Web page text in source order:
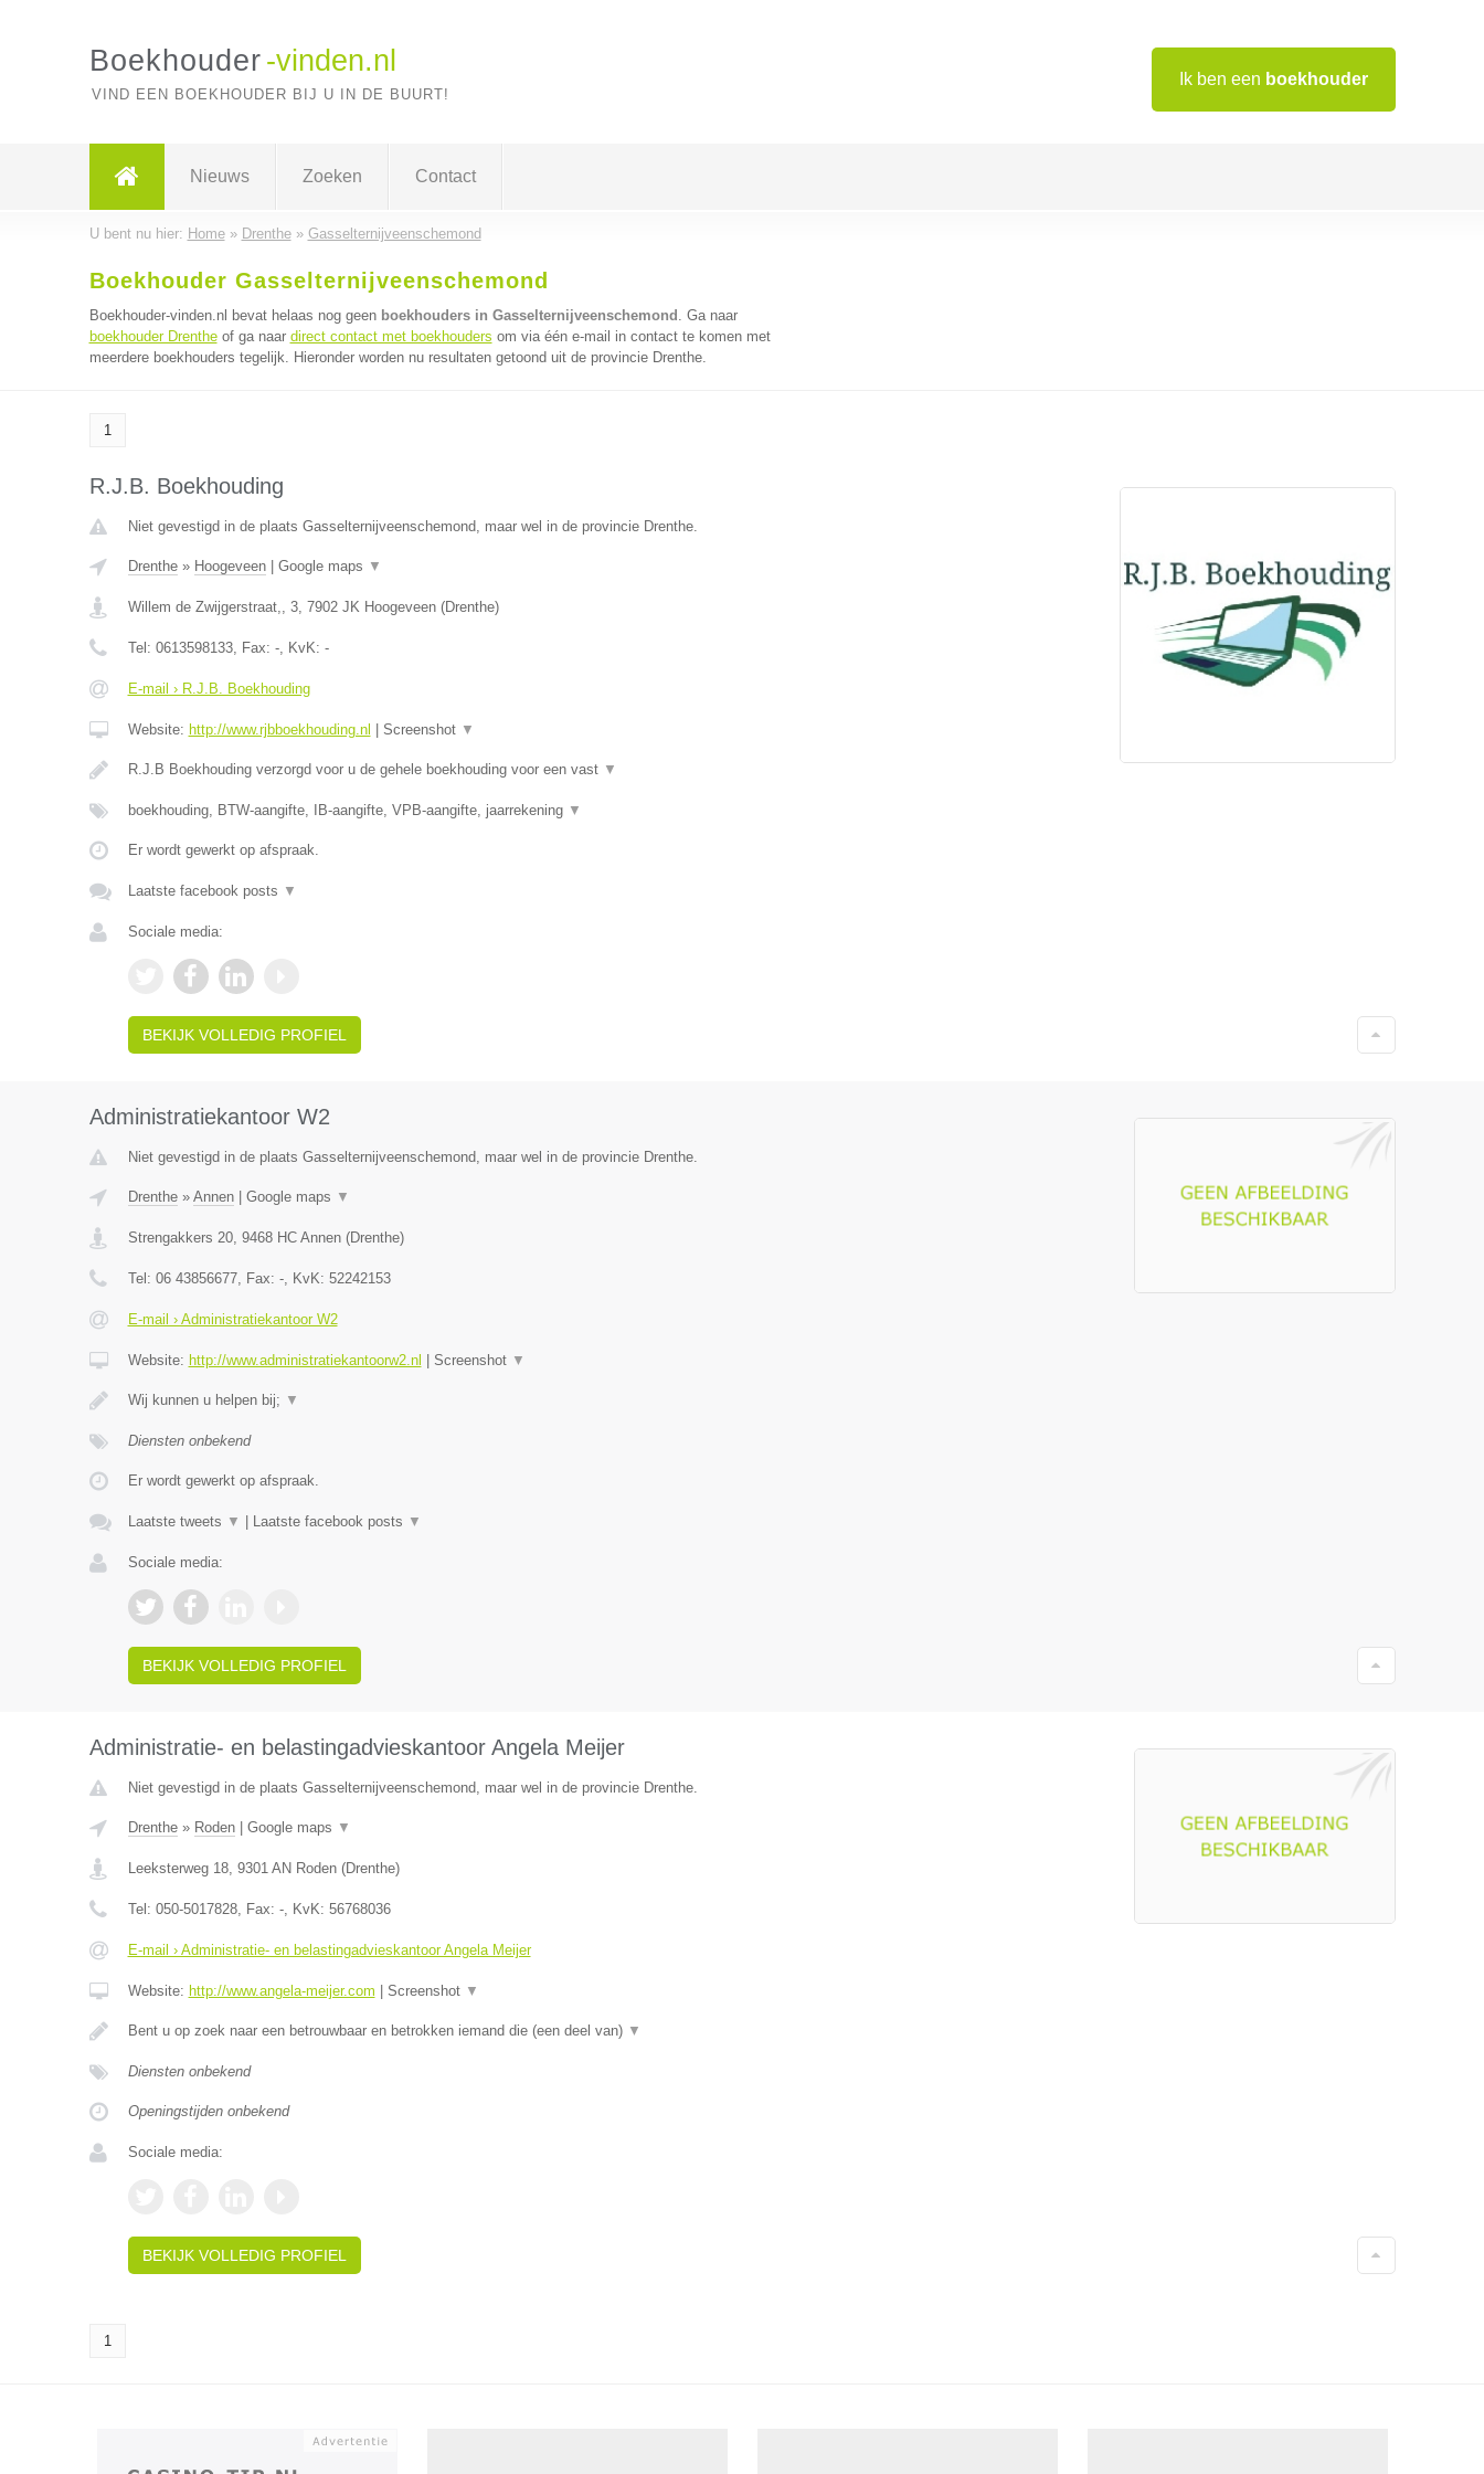
Ik ben een boekhouder
Boekhouder -vinden.nl
VIND EEN BOEKHOUDER BIJ U IN DE BUURT!
Nieuws Zoeken Contact
U bent nu hier: Home» Drenthe» Gasselternijveenschemond
Boekhouder Gasselternijveenschemond
Boekhouder-vinden.nl bevat helaas nog geen boekhouders in Gasselternijveenschemond . Ga naar
boekhouder Drentheof ga naar direct contact met boekhouders om via één e-mail in contact te komen met
meerdere boekhouders tegelijk. Hieronder worden nu resultaten getoond uit de provincie Drenthe.
1
R.J.B. Boekhouding
Niet gevestigd in de plaats Gasselternijveenschemond, maar wel in de provincie Drenthe.
Drenthe» Hoogeveen| Google maps ▼
Willem de Zwijgerstraat,, 3, 7902 JK Hoogeveen(Drenthe)
Tel: 0613598133, Fax: -, KvK: -
E-mail › R.J.B. Boekhouding
Website: http://www.rjbboekhouding.nl Screenshot ▼
R.J.B Boekhouding verzorgd voor u de gehele boekhouding voor een vast ▼
boekhouding, BTW-aangifte, IB-aangifte, VPB-aangifte, jaarrekening ▼
Er wordt gewerkt op afspraak.
Laatste facebook posts ▼
Sociale media:
BEKIJK VOLLEDIG PROFIEL
Administratiekantoor W2
Niet gevestigd in de plaats Gasselternijveenschemond, maar wel in de provincie Drenthe.
Drenthe» Annen| Google maps ▼
Strengakkers 20, 9468 HC Annen(Drenthe)
Tel: 06 43856677, Fax: -, KvK: 52242153
E-mail › Administratiekantoor W2
Website: http://www.administratiekantoorw2.nl Screenshot ▼
Wij kunnen u helpen bij; ▼
Diensten onbekend
Er wordt gewerkt op afspraak.
Laatste tweets ▼ Laatste facebook posts ▼
Sociale media:
BEKIJK VOLLEDIG PROFIEL
Administratie- en belastingadvieskantoor Angela Meijer
Niet gevestigd in de plaats Gasselternijveenschemond, maar wel in de provincie Drenthe.
Drenthe» Roden| Google maps ▼
Leeksterweg 18, 9301 AN Roden(Drenthe)
Tel: 050-5017828, Fax: -, KvK: 56768036
E-mail › Administratie- en belastingadvieskantoor Angela Meijer
Website: http://www.angela-meijer.com Screenshot ▼
Bent u op zoek naar een betrouwbaar en betrokken iemand die (een deel van) ▼
Diensten onbekend
Openingstijden onbekend
Sociale media:
BEKIJK VOLLEDIG PROFIEL
1